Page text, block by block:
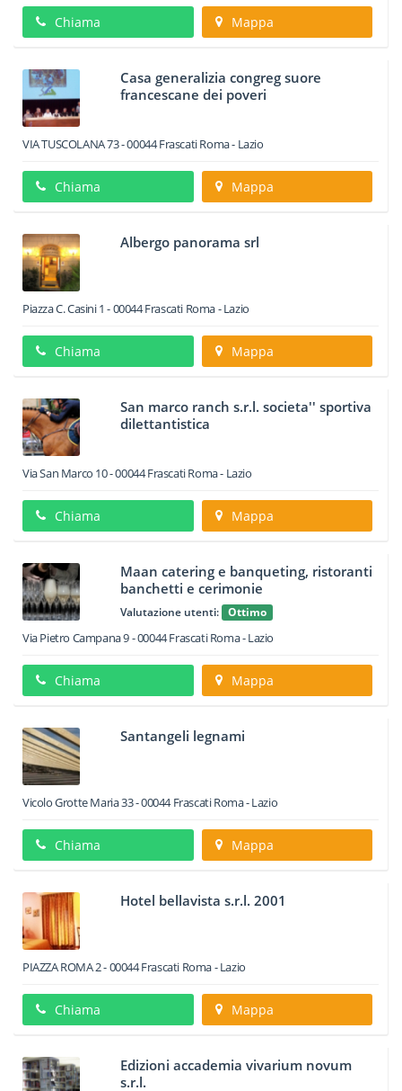
Chiama Mappa
Casa generalizia congreg suore
francescane dei poveri
VIA TUSCOLANA 73-00044FrascatiRoma - Lazio
Chiama Mappa
Albergo panorama srl
Piazza C. Casini 1 -00044Frascati Roma -Lazio
Chiama Mappa
San marco ranch s.r.l. societa'' sportiva
dilettantistica
Via San Marco 10-00044FrascatiRoma - Lazio
Chiama Mappa
Maan catering e banqueting, ristoranti
banchetti e cerimonie
Valutazione utenti: Ottimo
Via Pietro Campana 9-00044FrascatiRoma -Lazio
Chiama Mappa
Santangeli legnami
Vicolo Grotte Maria 33-00044 FrascatiRoma -Lazio
Chiama Mappa
Hotel bellavista s.r.l. 2001
PIAZZA ROMA 2-00044Frascati Roma -Lazio
Chiama Mappa
Edizioni accademia vivarium novum
s.r.l.